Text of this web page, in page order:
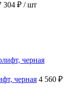
304 ₽ / шт
черная 4 560 ₽